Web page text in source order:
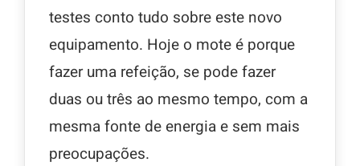
testes conto tudo sobre este novo
equipamento. Hoje o mote é porque
fazer uma refeição, se pode fazer
duas ou três ao mesmo tempo, com a
mesma fonte de energia e sem mais
preocupações.